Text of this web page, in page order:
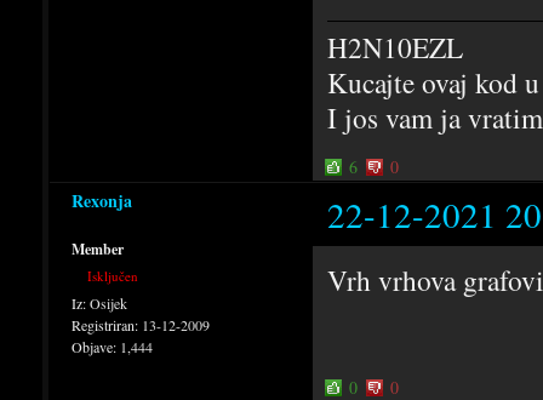
H2N10EZL
Kucajte ovaj kod
I jos vam ja
6 0
Rexonja 22-12-2021
Member
Isključen
Iz:Osijek
Registriran: 13-12-2009
Objave: 1,444
Vrh vrhova
0 0